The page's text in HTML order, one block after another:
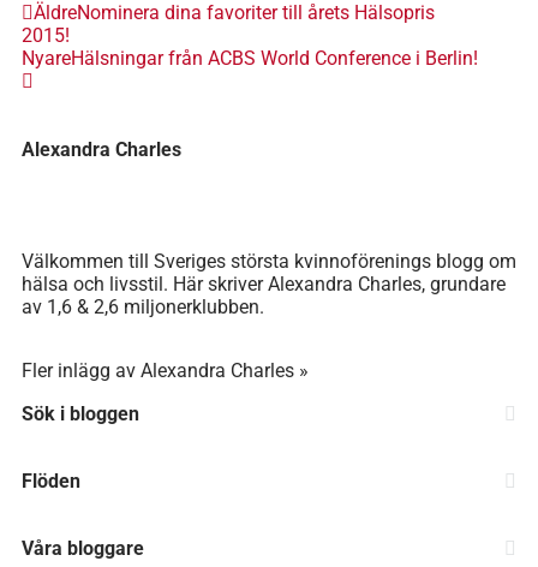
ÄldreNominera dina favoriter till årets Hälsopris
2015!
NyareHälsningar från ACBS World Conference i Berlin!
Alexandra Charles
Välkommen till Sveriges största kvinnoförenings blogg om
hälsa och livsstil. Här skriver Alexandra Charles, grundare
av 1,6 & 2,6 miljonerklubben.
Fler inlägg av Alexandra Charles »
Sök i bloggen
Flöden
Våra bloggare